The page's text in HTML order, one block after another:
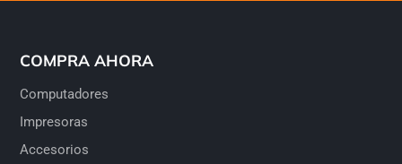
COMPRA AHORA
Computadores
Impresoras
Accesorios